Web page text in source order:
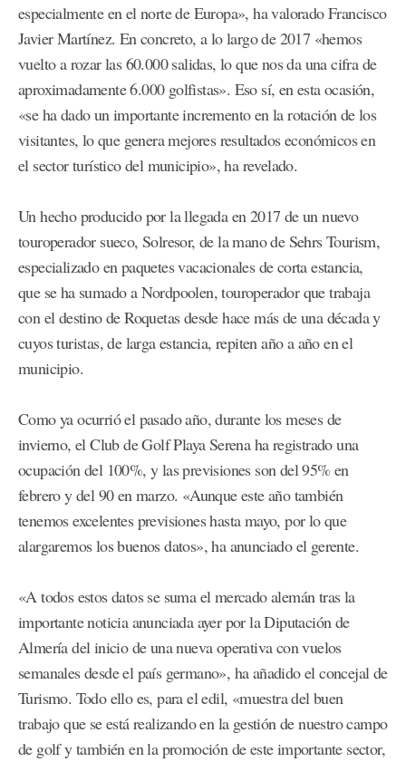
especialmente en el norte de Europa», ha valorado Francisco
Javier Martínez. En concreto, a lo largo de 2017 «hemos
vuelto a rozar las 60.000 salidas, lo que nos da una cifra de
aproximadamente 6.000 golfistas». Eso sí, en esta ocasión,
«se ha dado un importante incremento en la rotación de los
visitantes, lo que genera mejores resultados económicos en
el sector turístico del municipio», ha revelado.
Un hecho producido por la llegada en 2017 de un nuevo
touroperador sueco, Solresor, de la mano de Sehrs Tourism,
especializado en paquetes vacacionales de corta estancia,
que se ha sumado a Nordpoolen, touroperador que trabaja
con el destino de Roquetas desde hace más de una década y
cuyos turistas, de larga estancia, repiten año a año en el
municipio.
Como ya ocurrió el pasado año, durante los meses de
invierno, el Club de Golf Playa Serena ha registrado una
ocupación del 100%, y las previsiones son del 95% en
febrero y del 90 en marzo. «Aunque este año también
tenemos excelentes previsiones hasta mayo, por lo que
alargaremos los buenos datos», ha anunciado el gerente.
«A todos estos datos se suma el mercado alemán tras la
importante noticia anunciada ayer por la Diputación de
Almería del inicio de una nueva operativa con vuelos
semanales desde el país germano», ha añadido el concejal de
Turismo. Todo ello es, para el edil, «muestra del buen
trabajo que se está realizando en la gestión de nuestro campo
de golf y también en la promoción de este importante sector,